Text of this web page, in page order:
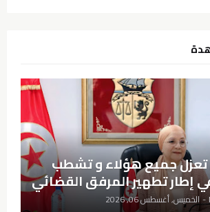
تعزل جميع هؤلاء و تشطب
إطار تطهير المرفق القضائي
- الخميس, أغسطس 06, 2026